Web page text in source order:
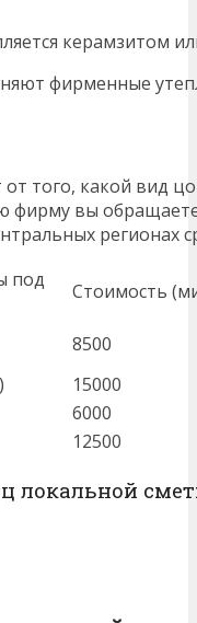
керамзитом
фирменные
того, какой вид
фирму вы
регионах
под
Стоимость
8500
15000
6000
12500
локальной